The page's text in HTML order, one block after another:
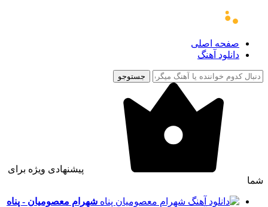
صفحه اصلی
دانلود آهنگ
جستوجو
پیشنهادی ویژه برای
شما
شهرام معصومیان - پناه